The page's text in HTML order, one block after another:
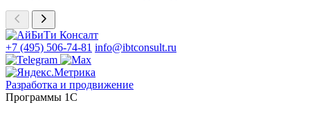
+7 (495) 506-74-81 info@ibtconsult.ru
Разработка и продвижение
Программы 1С